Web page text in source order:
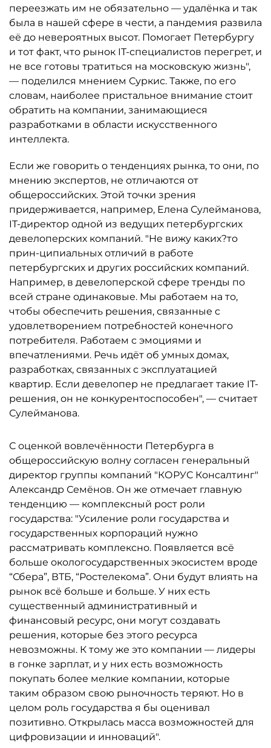
переезжать им не обязательно — удалёнка и так
была в нашей сфере в чести, а пандемия развила
её до невероятных высот. Помогает Петербургу
и тот факт, что рынок IT-специалистов перегрет, и
не все готовы тратиться на московскую жизнь",
— поделился мнением Суркис. Также, по его
словам, наиболее пристальное внимание стоит
обратить на компании, занимающиеся
разработками в области искусственного
интеллекта.
Если же говорить о тенденциях рынка, то они, по
мнению экспертов, не отличаются от
общероссийских. Этой точки зрения
придерживается, например, Елена Сулейманова,
IT-директор одной из ведущих петербургских
девелоперских компаний. "Не вижу каких?то
прин-ципиальных отличий в работе
петербургских и других российских компаний.
Например, в девелоперской сфере тренды по
всей стране одинаковые. Мы работаем на то,
чтобы обеспечить решения, связанные с
удовлетворением потребностей конечного
потребителя. Работаем с эмоциями и
впечатлениями. Речь идёт об умных домах,
разработках, связанных с эксплуатацией
квартир. Если девелопер не предлагает такие IT-
решения, он не конкурентоспособен", — считает
Сулейманова.
С оценкой вовлечённости Петербурга в
общероссийскую волну согласен генеральный
директор группы компаний "КОРУС Консалтинг"
Александр Семёнов. Он же отмечает главную
тенденцию — комплексный рост роли
государства: "Усиление роли государства и
государственных корпораций нужно
рассматривать комплексно. Появляется всё
больше окологосударственных экосистем вроде
“Сбера”, ВТБ, “Ростелекома”. Они будут влиять на
рынок всё больше и больше. У них есть
существенный административный и
финансовый ресурс, они могут создавать
решения, которые без этого ресурса
невозможны. К тому же это компании — лидеры
в гонке зарплат, и у них есть возможность
покупать более мелкие компании, которые
таким образом свою рыночность теряют. Но в
целом роль государства я бы оценивал
позитивно. Открылась масса возможностей для
цифровизации и инноваций".